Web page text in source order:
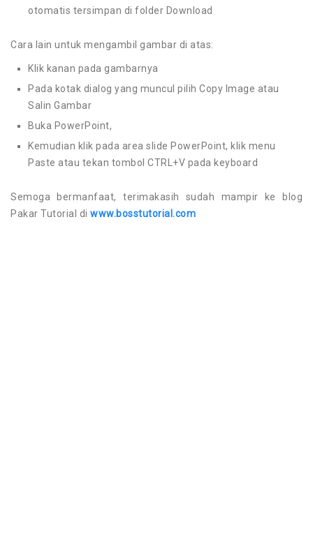
otomatis tersimpan di folder Download
Cara lain untuk mengambil gambar di atas:
Klik kanan pada gambarnya
Pada kotak dialog yang muncul pilih Copy Image atau
Salin Gambar
Buka PowerPoint,
Kemudian klik pada area slide PowerPoint, klik menu
Paste atau tekan tombol CTRL+V pada keyboard
Semoga bermanfaat, terimakasih sudah mampir ke blog
Pakar Tutorial di www.bosstutorial.com